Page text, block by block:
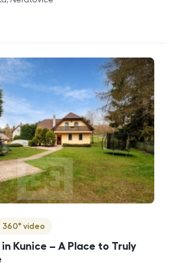
in Kunice – A Place to Truly
360° video